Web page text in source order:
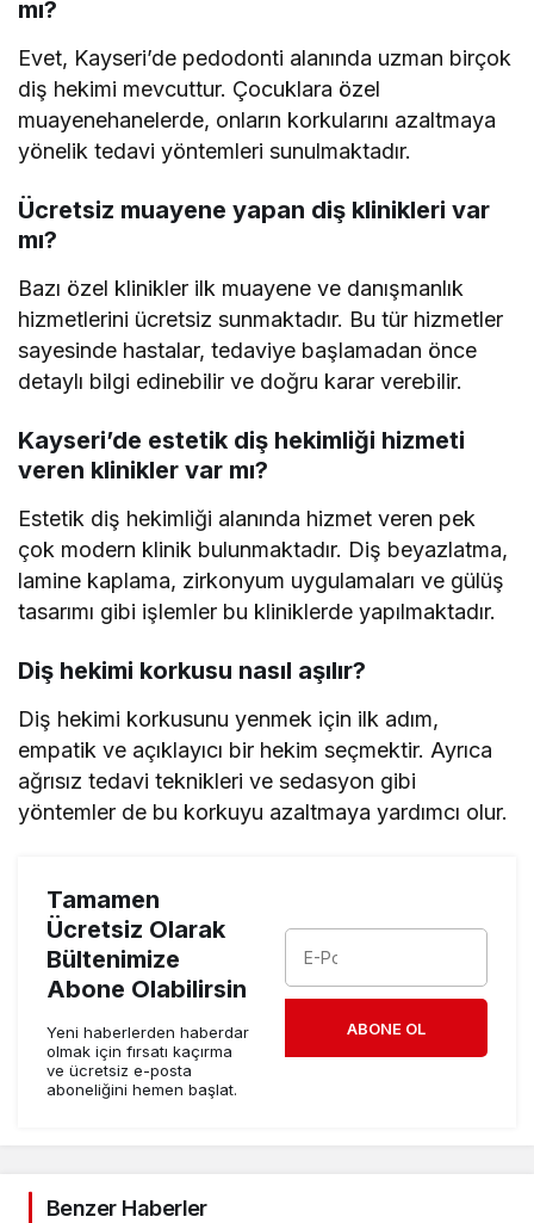
mı?
Evet, Kayseri’de pedodonti alanında uzman birçok
diş hekimi mevcuttur. Çocuklara özel
muayenehanelerde, onların korkularını azaltmaya
yönelik tedavi yöntemleri sunulmaktadır.
Ücretsiz muayene yapan diş klinikleri var
mı?
Bazı özel klinikler ilk muayene ve danışmanlık
hizmetlerini ücretsiz sunmaktadır. Bu tür hizmetler
sayesinde hastalar, tedaviye başlamadan önce
detaylı bilgi edinebilir ve doğru karar verebilir.
Kayseri’de estetik diş hekimliği hizmeti
veren klinikler var mı?
Estetik diş hekimliği alanında hizmet veren pek
çok modern klinik bulunmaktadır. Diş beyazlatma,
lamine kaplama, zirkonyum uygulamaları ve gülüş
tasarımı gibi işlemler bu kliniklerde yapılmaktadır.
Diş hekimi korkusu nasıl aşılır?
Diş hekimi korkusunu yenmek için ilk adım,
empatik ve açıklayıcı bir hekim seçmektir. Ayrıca
ağrısız tedavi teknikleri ve sedasyon gibi
yöntemler de bu korkuyu azaltmaya yardımcı olur.
Tamamen
Ücretsiz Olarak
Bültenimize
Abone Olabilirsin
Yeni haberlerden haberdar
olmak için fırsatı kaçırma
ve ücretsiz e-posta
aboneliğini hemen başlat.
ABONE OL
Benzer Haberler